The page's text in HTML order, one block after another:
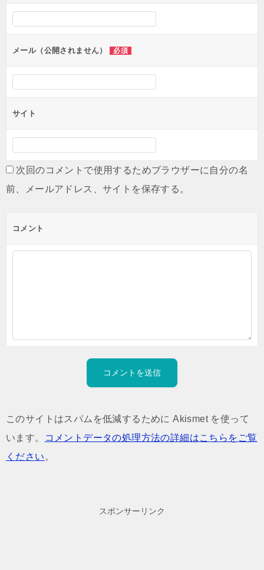
シ
ンメール（公開されません） 必須
サイト
次回のコメントで使用するためブラウザーに自分の名
前、メールアドレス、サイトを保存する。
コメント
このサイトはスパムを低減するために Akismet を使って
います。
コメントデータの処理方法の詳細はこちらをご覧
ください 。
スポンサーリンク